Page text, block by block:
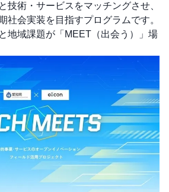
技術・サービスをマッチングさせ、
社会実装を目指すプログラムです。
地域課題が「MEET（出会う）」場